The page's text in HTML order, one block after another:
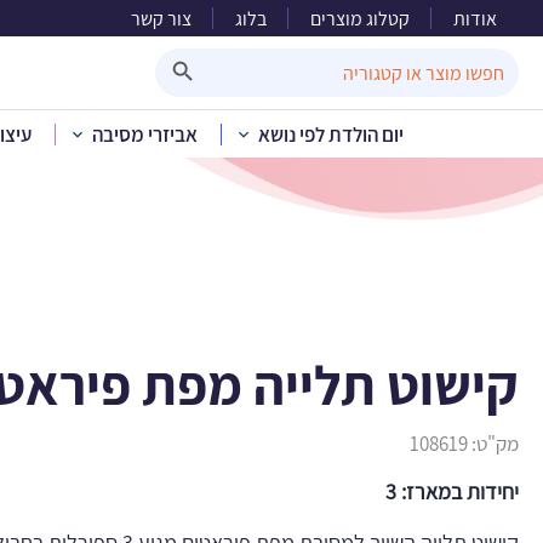
אודות קטלוג מוצרים בלוג צור קשר
for:
יום הולדת לפי נושא אביזרי מסיבה
בית»קטלוג מוצרים »
קישוט תלייה מפת
מק"ט:108619
יחידות במארז: 3